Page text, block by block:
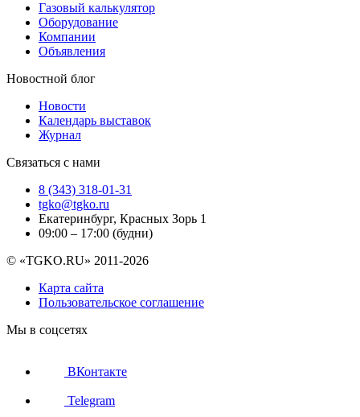
Газовый калькулятор
Оборудование
Компании
Объявления
Новостной блог
Новости
Календарь выставок
Журнал
Связаться с нами
8 (343) 318-01-31
tgko@tgko.ru
Екатеринбург, Красных Зорь 1
09:00 – 17:00 (будни)
© «TGKO.RU» 2011-2026
Карта сайта
Пользовательское соглашение
Мы в соцсетях
ВКонтакте
Telegram